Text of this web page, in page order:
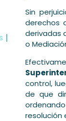
Sin
derechos
derivadas
o
control,
de que
resolución